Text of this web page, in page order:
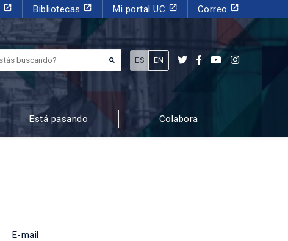
launch Bibliotecas launch Mi portal UC launch Correo launch
¿Qué estás buscando?
ES EN
Está pasando Colabora
E-mail